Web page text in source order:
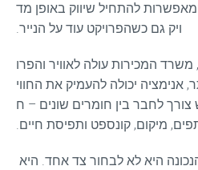
להתחיל שיווק באופן מד
ויק גם כשהפרויקט עוד על הנייר.
המכירות עולה לאוויר והפרו
יכולה להעמיק את החווי
לחבר בין חומרים שונים – ח
מיקום, קונספט ותפיסת חיים.